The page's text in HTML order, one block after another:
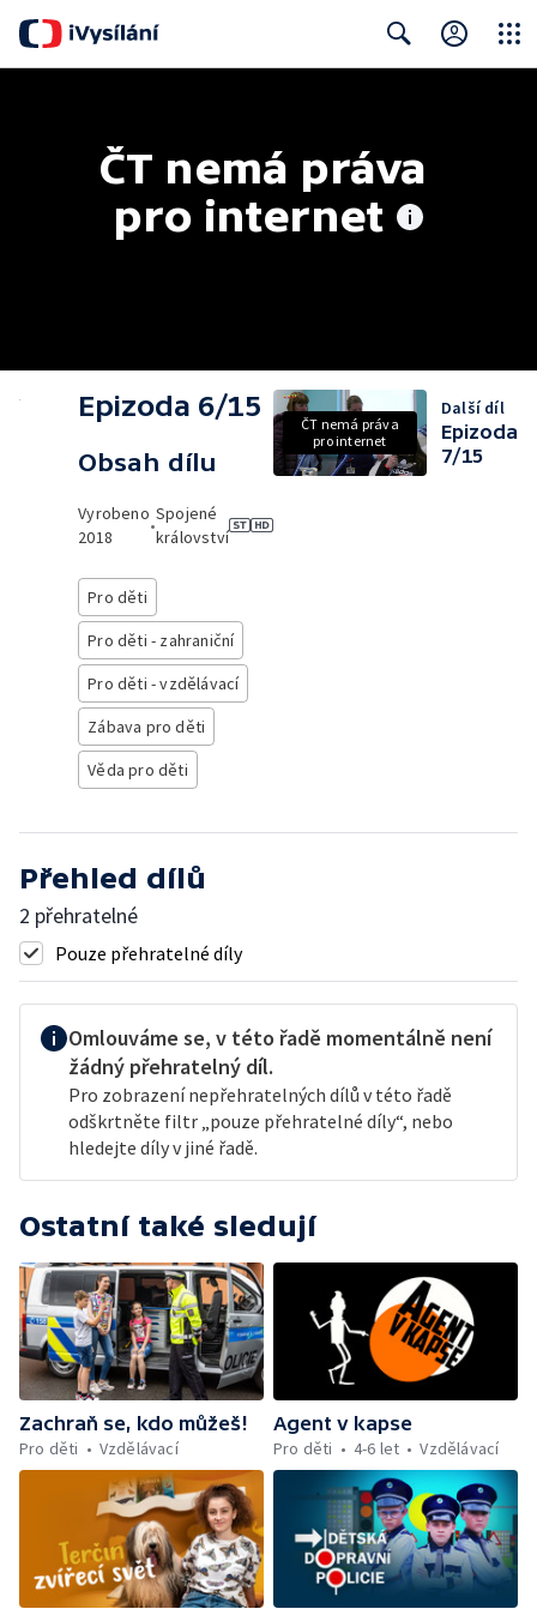
ČT nemá práva
pro internet
Epizoda 6/15
Obsah dílu
Vyrobeno
2018
•
Spojené
království
Pro děti
Pro děti - zahraniční
Pro děti - vzdělávací
Zábava pro děti
Věda pro děti
ČT nemá práva
pro internet
Další díl
Epizoda
7/15
Přehled dílů
2 přehratelné
Pouze přehratelné díly
Omlouváme se, v této řadě momentálně není
žádný přehratelný díl.
Pro zobrazení nepřehratelných dílů v této řadě
odškrtněte filtr „pouze přehratelné díly“, nebo
hledejte díly v jiné řadě.
Ostatní také sledují
Zachraň se, kdo můžeš!
Pro děti
Vzdělávací
Agent v kapse
Pro děti
4-6 let Vzdělávací